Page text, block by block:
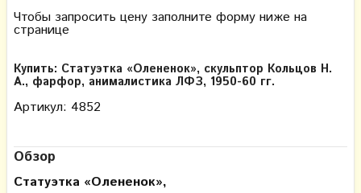
Чтобы запросить цену заполните форму ниже на
странице
Купить: Статуэтка «Олененок», скульптор Кольцов Н.
А., фарфор, анималистика ЛФЗ, 1950-60 гг.
Артикул: 4852
Обзор
Статуэтка «Олененок»,